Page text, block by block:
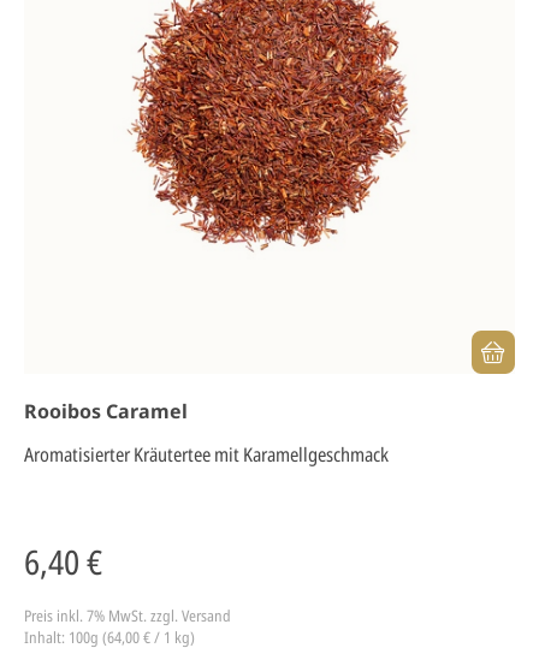
Rooibos Caramel
Aromatisierter Kräutertee mit Karamellgeschmack
6,40 €
Preis inkl. 7% MwSt. zzgl. Versand
Inhalt: 100g (64,00 € / 1 kg)